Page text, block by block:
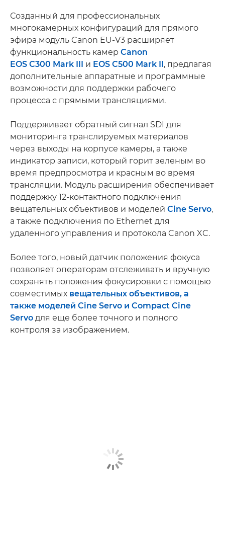
Созданный для профессиональных
многокамерных конфигураций для прямого
эфира модуль Canon EU-V3 расширяет
функциональность камер Canon
EOS C300 Mark III и EOS C500 Mark II, предлагая
дополнительные аппаратные и программные
возможности для поддержки рабочего
процесса с прямыми трансляциями.
Поддерживает обратный сигнал SDI для
мониторинга транслируемых материалов
через выходы на корпусе камеры, а также
индикатор записи, который горит зеленым во
время предпросмотра и красным во время
трансляции. Модуль расширения обеспечивает
поддержку 12-контактного подключения
вещательных объективов и моделей Cine Servo,
а также подключения по Ethernet для
удаленного управления и протокола Canon XC.
Более того, новый датчик положения фокуса
позволяет операторам отслеживать и вручную
сохранять положения фокусировки с помощью
совместимых вещательных объективов, а
также моделей Cine Servo и Compact Cine
Servo для еще более точного и полного
контроля за изображением.